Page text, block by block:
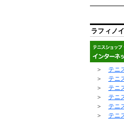
ラフィノ
＞ テニ
＞ テニ
＞ テニ
＞ テニ
＞ テニ
＞ テニ